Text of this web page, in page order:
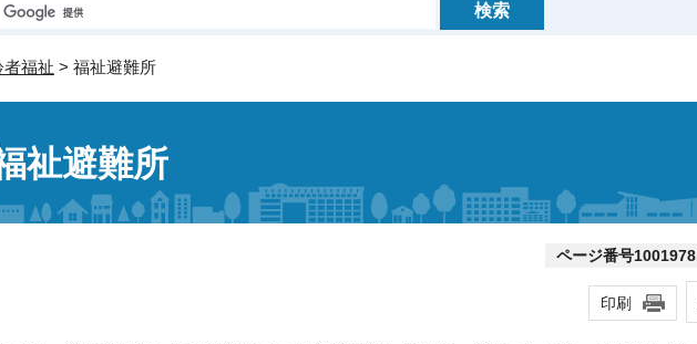
者福祉 > 福祉避難所
祉避難所
ページ番号1001978
印刷